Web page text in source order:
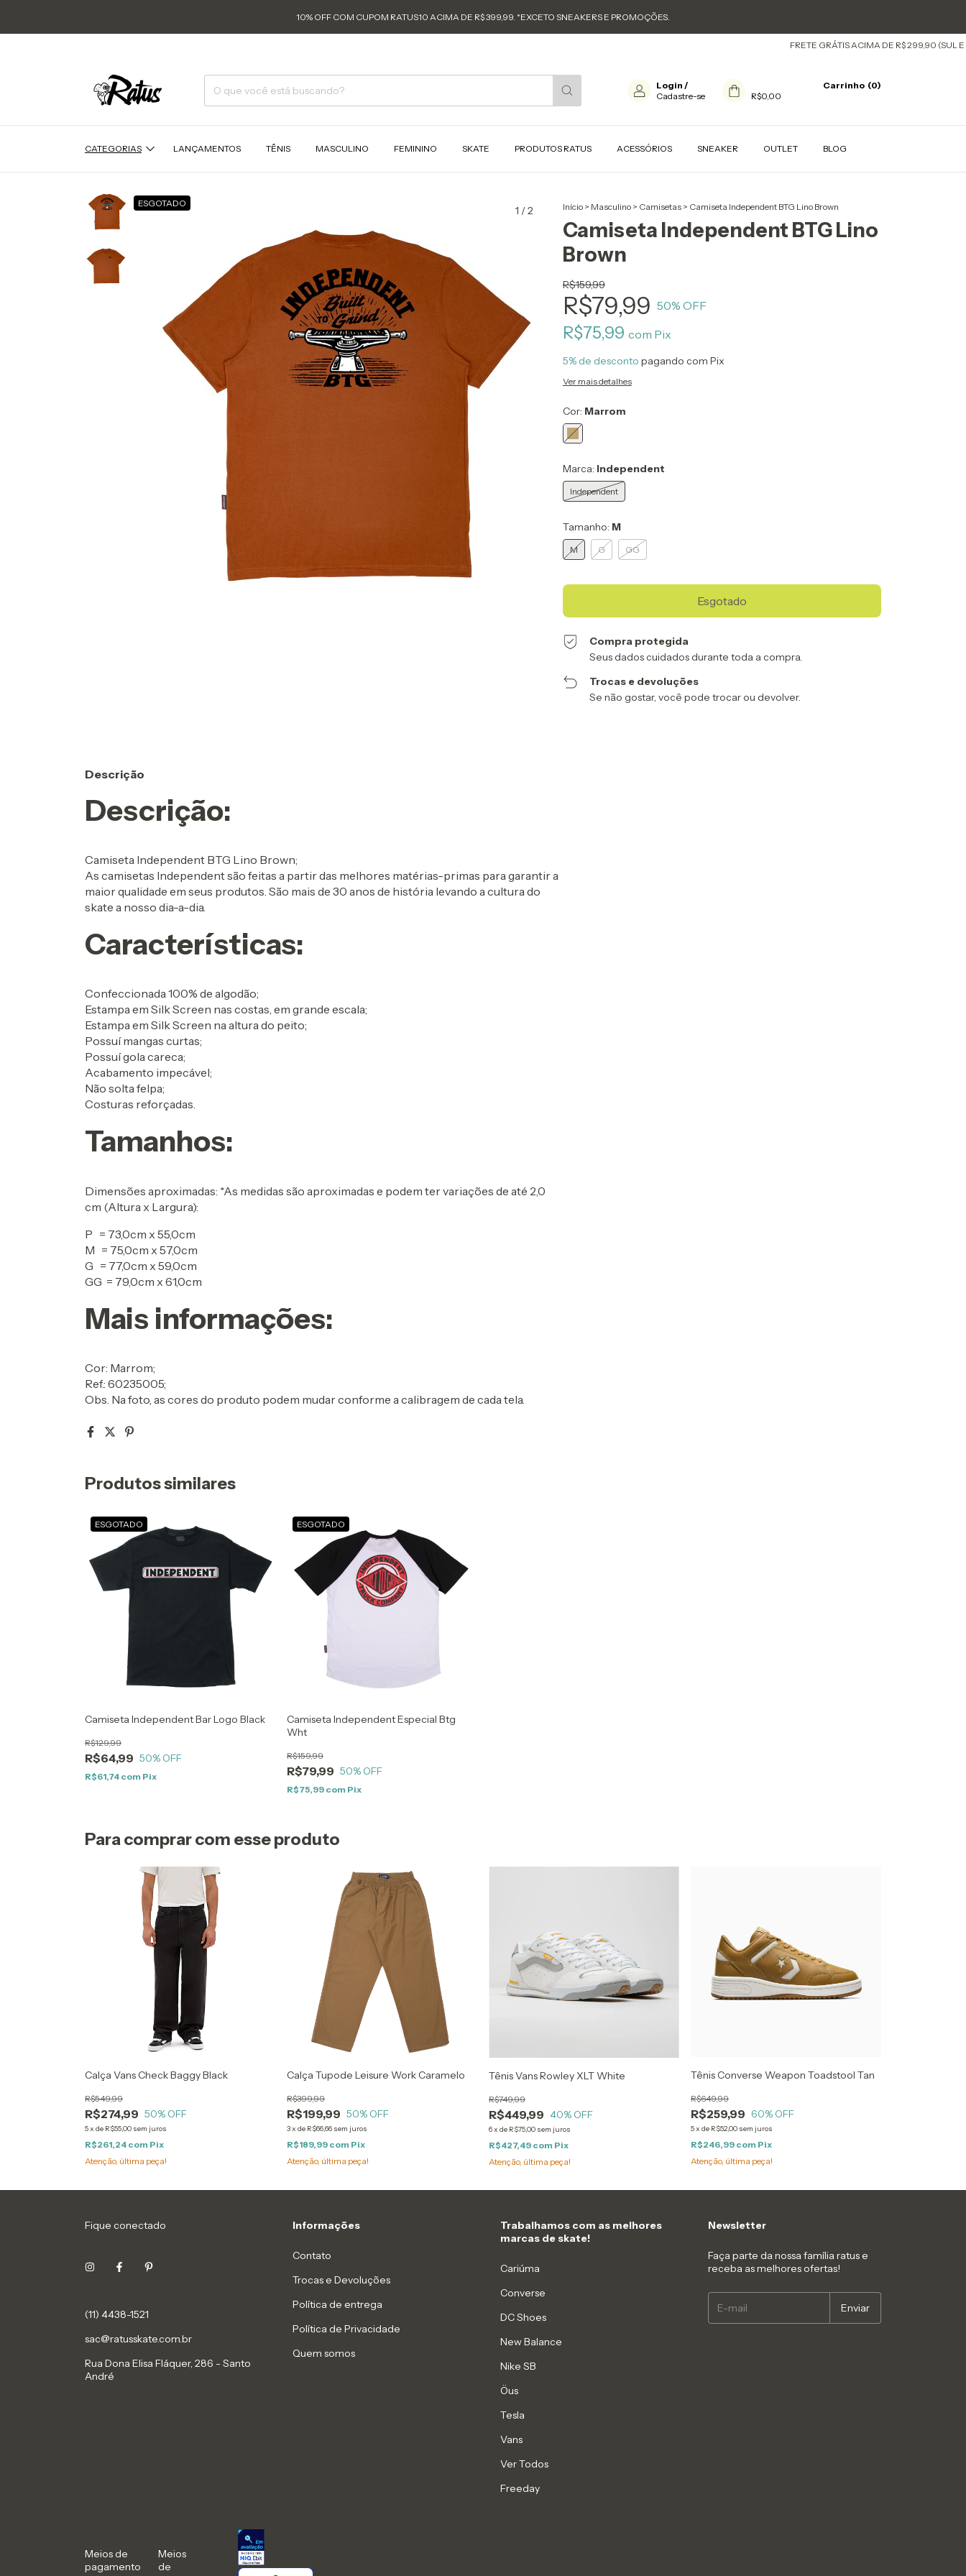
10% OFF COM CUPOM RATUS10 ACIMA DE R$ 399,99. *EXCETO SNEAKERS E PROMOÇÕES.
FRETE GRÁTIS ACIMA DE R$ 299,90 (SUL E
Login /
Cadastre-se
Carrinho (0)
R$0,00
CATEGORIAS LANÇAMENTOS TÊNIS MASCULINO FEMININO SKATE PRODUTOS RATUS ACESSÓRIOS SNEAKER OUTLET BLOG
ESGOTADO
1 /2 Início > Masculino > Camisetas > Camiseta Independent BTG Lino Brown
Camiseta Independent BTG Lino
Brown
R$159,99
R$79,99 50% OFF
R$75,99 com Pix
5% de desconto pagando com Pix
Ver mais detalhes
Cor: Marrom
Marca: Independent
Independent
Tamanho: M
M G GG
Compra protegida
Seus dados cuidados durante toda a compra.
Trocas e devoluções
Se não gostar, você pode trocar ou devolver.
Descrição
Descrição:
Camiseta Independent BTG Lino Brown;
As camisetas Independent são feitas a partir das melhores matérias-primas para garantir a
maior qualidade em seus produtos. São mais de 30 anos de história levando a cultura do
skate a nosso dia-a-dia.
Características:
Confeccionada 100% de algodão;
Estampa em Silk Screen nas costas, em grande escala;
Estampa em Silk Screen na altura do peito;
Possuí mangas curtas;
Possuí gola careca;
Acabamento impecável;
Não solta felpa;
Costuras reforçadas.
Tamanhos:
Dimensões aproximadas: *As medidas são aproximadas e podem ter variações de até 2,0
cm (Altura x Largura):
P = 73,0cm x 55,0cm
M = 75,0cm x 57,0cm
G = 77,0cm x 59,0cm
GG = 79,0cm x 61,0cm
Mais informações:
Cor: Marrom;
Ref.: 60235005;
Obs. Na foto, as cores do produto podem mudar conforme a calibragem de cada tela.
Produtos similares
ESGOTADO
Camiseta Independent Bar Logo Black
R$64,99
R$129,99
50% OFF
R$61,74 com Pix
ESGOTADO
Camiseta Independent Especial Btg
Wht
R$79,99
R$159,99
50% OFF
R$75,99 com Pix
Para comprar com esse produto
Calça Vans Check Baggy Black
R$274,99
R$549,99
50% OFF
5x de R$55,00 sem juros
R$261,24 com Pix
Atenção, última peça!
Calça Tupode Leisure Work Caramelo
R$199,99
R$399,99
50% OFF
3x de R$66,66 sem juros
R$189,99 com Pix
Atenção, última peça!
Tênis Vans Rowley XLT White
R$449,99
R$749,99
40% OFF
6x de R$75,00 sem juros
R$427,49 com Pix
Atenção, última peça!
Tênis Converse Weapon Toadstool Tan
R$259,99
R$649,99
60% OFF
5x de R$52,00 sem juros
R$246,99 com Pix
Atenção, última peça!
Fique conectado
(11) 4438-1521
sac@ratusskate.com.br
Rua Dona Elisa Fláquer, 286 - Santo
André
Informações
Contato
Trocas e Devoluções
Política de entrega
Política de Privacidade
Quem somos
Trabalhamos com as melhores
marcas de skate!
Cariúma
Converse
DC Shoes
New Balance
Nike SB
Öus
Tesla
Vans
Ver Todos
Freeday
Newsletter
Faça parte da nossa família ratus e
receba as melhores ofertas!
Meios de
pagamento
Meios
de